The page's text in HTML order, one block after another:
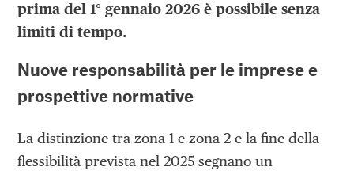
prima del 1° gennaio 2026 è possibile senza
limiti di tempo.
Nuove responsabilità per le imprese e
prospettive normative
La distinzione tra zona 1 e zona 2 e la fine della
flessibilità prevista nel 2025 segnano un